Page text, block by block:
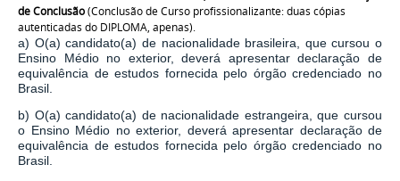
de Conclusão(Conclusão de Curso profissionalizante: duas cópias
autenticadas do DIPLOMA, apenas).
a) O(a) candidato(a) de nacionalidade brasileira, que cursou o
Ensino Médio no exterior, deverá apresentar declaração de
equivalência de estudos fornecida pelo órgão credenciado no
Brasil.
b) O(a) candidato(a) de nacionalidade estrangeira, que cursou
o Ensino Médio no exterior, deverá apresentar declaração de
equivalência de estudos fornecida pelo órgão credenciado no
Brasil.